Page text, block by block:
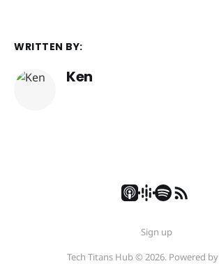
WRITTEN BY:
Ken
Sign up
Tech Titans Hub © 2026. Powered by